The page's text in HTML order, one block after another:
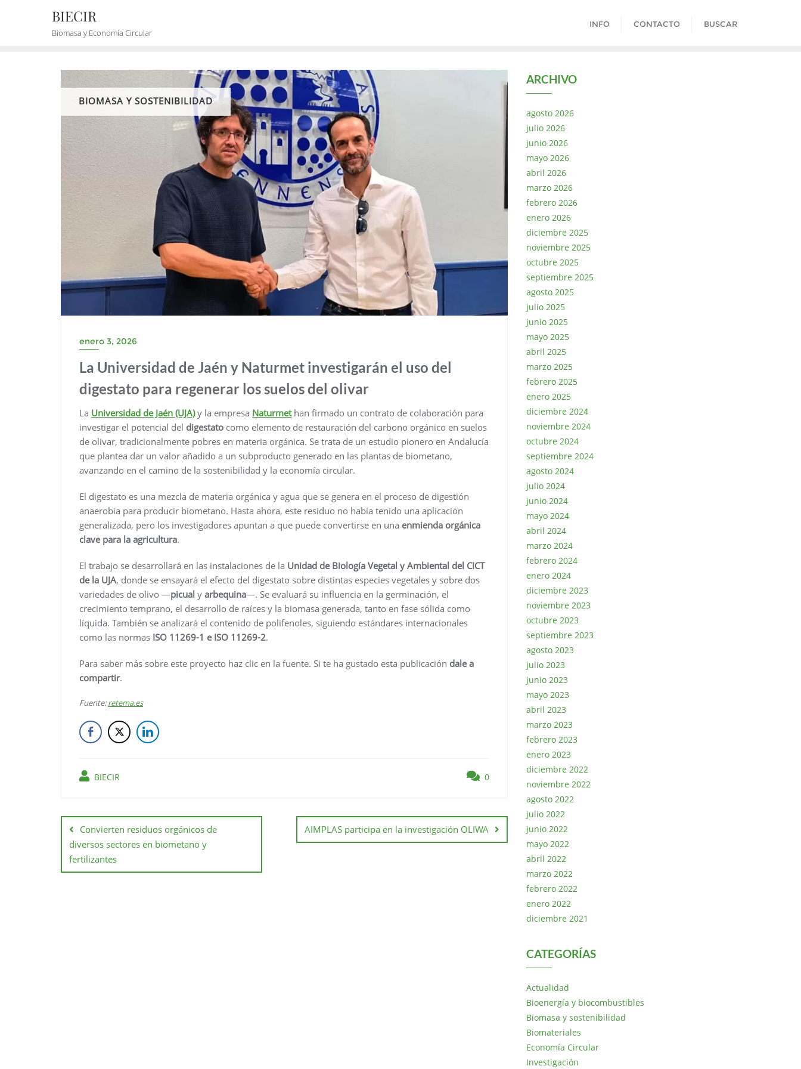
BIECIR
Biomasa y Economía Circular
INFO CONTACTO BUSCAR
BIOMASA Y SOSTENIBILIDAD
enero 3, 2026
La Universidad de Jaén y Naturmet investigarán el uso del
digestato para regenerar los suelos del olivar
La Universidad de Jaén (UJA)y la empresa Naturmethan firmado un contrato de colaboración para
investigar el potencial del digestato como elemento de restauración del carbono orgánico en suelos
de olivar, tradicionalmente pobres en materia orgánica. Se trata de un estudio pionero en Andalucía
que plantea dar un valor añadido a un subproducto generado en las plantas de biometano,
avanzando en el camino de la sostenibilidad y la economía circular.
El digestato es una mezcla de materia orgánica y agua que se genera en el proceso de digestión
anaerobia para producir biometano. Hasta ahora, este residuo no había tenido una aplicación
generalizada, pero los investigadores apuntan a que puede convertirse en una enmienda orgánica
clave para la agricultura.
El trabajo se desarrollará en las instalaciones de la Unidad de Biología Vegetal y Ambiental del CICT
de la UJA, donde se ensayará el efecto del digestato sobre distintas especies vegetales y sobre dos
variedades de olivo —picual y arbequina—. Se evaluará su influencia en la germinación, el
crecimiento temprano, el desarrollo de raíces y la biomasa generada, tanto en fase sólida como
líquida. También se analizará el contenido de polifenoles, siguiendo estándares internacionales
como las normas ISO 11269-1 e ISO 11269-2.
Para saber más sobre este proyecto haz clic en la fuente. Si te ha gustado esta publicación dale a
compartir.
Fuente:retema.es
BIECIR 0
Convierten residuos orgánicos de
diversos sectores en biometano y
fertilizantes
AIMPLAS participa en la investigación OLIWA
ARCHIVO
agosto 2026
julio 2026
junio 2026
mayo 2026
abril 2026
marzo 2026
febrero 2026
enero 2026
diciembre 2025
noviembre 2025
octubre 2025
septiembre 2025
agosto 2025
julio 2025
junio 2025
mayo 2025
abril 2025
marzo 2025
febrero 2025
enero 2025
diciembre 2024
noviembre 2024
octubre 2024
septiembre 2024
agosto 2024
julio 2024
junio 2024
mayo 2024
abril 2024
marzo 2024
febrero 2024
enero 2024
diciembre 2023
noviembre 2023
octubre 2023
septiembre 2023
agosto 2023
julio 2023
junio 2023
mayo 2023
abril 2023
marzo 2023
febrero 2023
enero 2023
diciembre 2022
noviembre 2022
agosto 2022
julio 2022
junio 2022
mayo 2022
abril 2022
marzo 2022
febrero 2022
enero 2022
diciembre 2021
CATEGORÍAS
Actualidad
Bioenergía y biocombustibles
Biomasa y sostenibilidad
Biomateriales
Economía Circular
Investigación